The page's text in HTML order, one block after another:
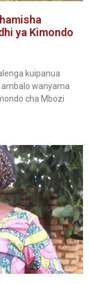
ya Kimondo
kuipanua
wanyama
cha Mbozi